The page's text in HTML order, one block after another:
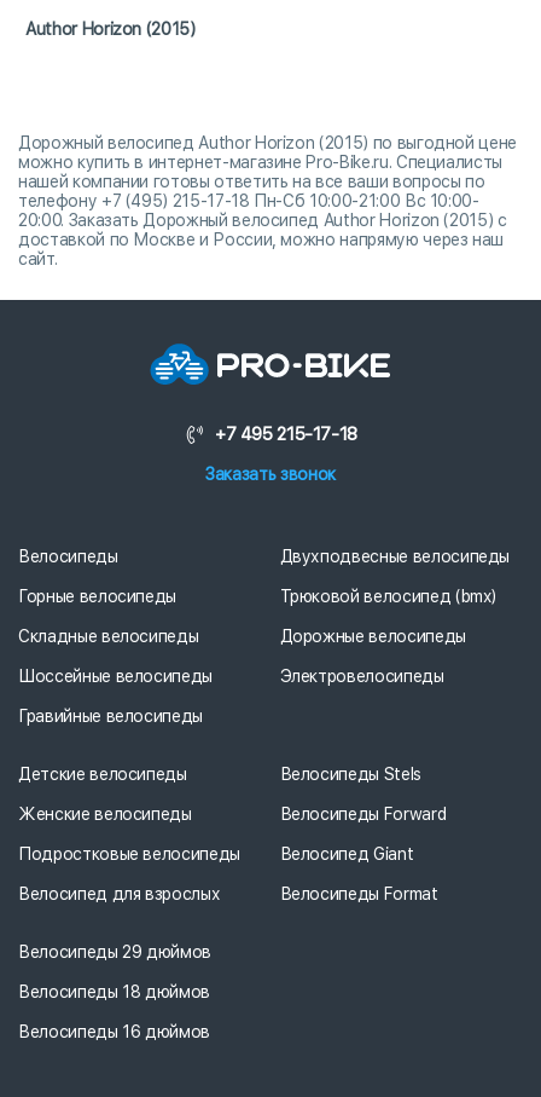
Author Horizon (2015)
Дорожный велосипед Author Horizon (2015) по выгодной цене
можно купить в интернет-магазине Pro-Bike.ru. Специалисты
нашей компании готовы ответить на все ваши вопросы по
телефону +7 (495) 215-17-18 Пн-Сб 10:00-21:00 Вс 10:00-
20:00. Заказать Дорожный велосипед Author Horizon (2015) с
доставкой по Москве и России, можно напрямую через наш
сайт.
+7 495 215-17-18
Заказать звонок
Велосипеды
Горные велосипеды
Складные велосипеды
Шоссейные велосипеды
Гравийные велосипеды
Двухподвесные велосипеды
Трюковой велосипед (bmx)
Дорожные велосипеды
Электровелосипеды
Детские велосипеды
Женские велосипеды
Подростковые велосипеды
Велосипед для взрослых
Велосипеды Stels
Велосипеды Forward
Велосипед Giant
Велосипеды Format
Велосипеды 29 дюймов
Велосипеды 18 дюймов
Велосипеды 16 дюймов